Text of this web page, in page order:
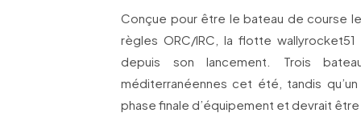
Conçue pour être le bateau de course
règles ORC/IRC, la flotte
depuis son lancement. Trois
méditerranéennes cet été, tandis
phase finale d’équipement et devrait